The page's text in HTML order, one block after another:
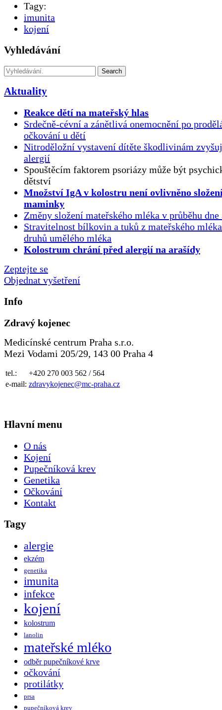
Tagy:
imunita
kojení
Vyhledávání
Search
Aktuality
Reakce dětí na mateřský hlas
Srdečně-cévní a zánětlivá onemocnění po
očkování u dětí
Nitroděložní vystavení dítěte škodlivinám
alergií
Spouštěcím faktorem psoriázy může být
dětství
Množství IgA v kolostru není ovlivněno
maminky
Změny složení mateřského mléka v průběhu dne
Stravitelnost bílkovin a tuků z mateřského
druhů umělého mléka
Kolostrum chrání před alergií na arašídy
Zeptejte se
Objednat vyšetření
Info
Zdravý kojenec
Medicínské centrum Praha s.r.o.
Mezi Vodami 205/29, 143 00 Praha 4
tel.:
+420 270 003 562 / 564
e-mail: zdravykojenec@mc-praha.cz
Hlavní menu
O nás
Kojení
Pupečníková krev
Genetika
Očkování
Kontakt
Tagy
alergie
ekzém
genetika
imunita
infekce
kojení
kolostrum
lanolin
mateřské mléko
odběr pupečníkové krve
očkování
protilátky
prsa
pupečníková krev